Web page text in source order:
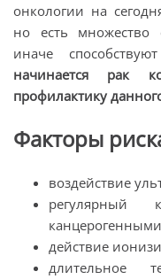
онкологии на
но есть множество
иначе
начинается рак
профилактику
Факторы
воздействие
регулярный
действие
длительное